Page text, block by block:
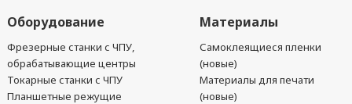
Оборудование
Фрезерные станки с ЧПУ,
обрабатывающие центры
Токарные станки с ЧПУ
Планшетные режущие
Материалы
Самоклеящиеся пленки
(новые)
Материалы для печати
(новые)